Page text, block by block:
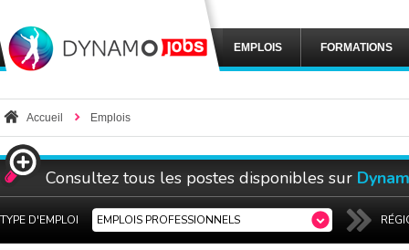
FORMATIONS
EMPLOIS
Accueil Emplois
Consultez tous les postes disponibles sur
TYPE D'EMPLOI EMPLOIS PROFESSIONNELS